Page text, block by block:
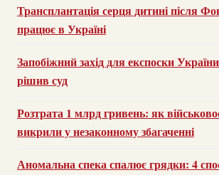
Трансплантація серця дитині після
працює в Україні
Запобіжний захід для експоски
рішив суд
Розтрата 1 млрд гривень: як
викрили у незаконному збагаченні
Аномальна спека спалює грядки: 4